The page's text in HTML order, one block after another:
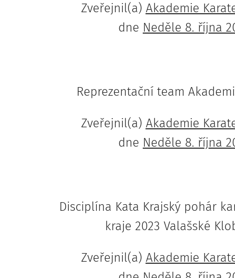
Zveřejnil(a) Akademie
dne Neděle 8. října
Reprezentační team
Zveřejnil(a) Akademie
dne Neděle 8. října
Disciplína Kata Krajský pohár
kraje 2023 Valašské
Zveřejnil(a) Akademie